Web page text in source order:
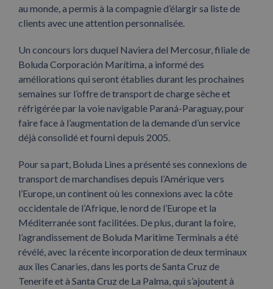
au monde, a permis à la compagnie d’élargir sa liste de
clients avec une attention personnalisée.
Un concours lors duquel Naviera del Mercosur, filiale de
Boluda Corporación Marítima, a informé des
améliorations qui seront établies durant les prochaines
semaines sur l’offre de transport de charge sèche et
réfrigérée par la voie navigable Paraná-Paraguay, pour
faire face à l’augmentation de la demande d’un service
déjà consolidé et fourni depuis 2005.
Pour sa part, Boluda Lines a présenté ses connexions de
transport de marchandises depuis l’Amérique vers
l’Europe, un continent où les connexions avec la côte
occidentale de l’Afrique, le nord de l’Europe et la
Méditerranée sont facilitées. De plus, durant la foire,
l’agrandissement de Boluda Maritime Terminals a été
révélé, avec la récente incorporation de deux terminaux
aux îles Canaries, dans les ports de Santa Cruz de
Tenerife et à Santa Cruz de La Palma, qui s’ajoutent à